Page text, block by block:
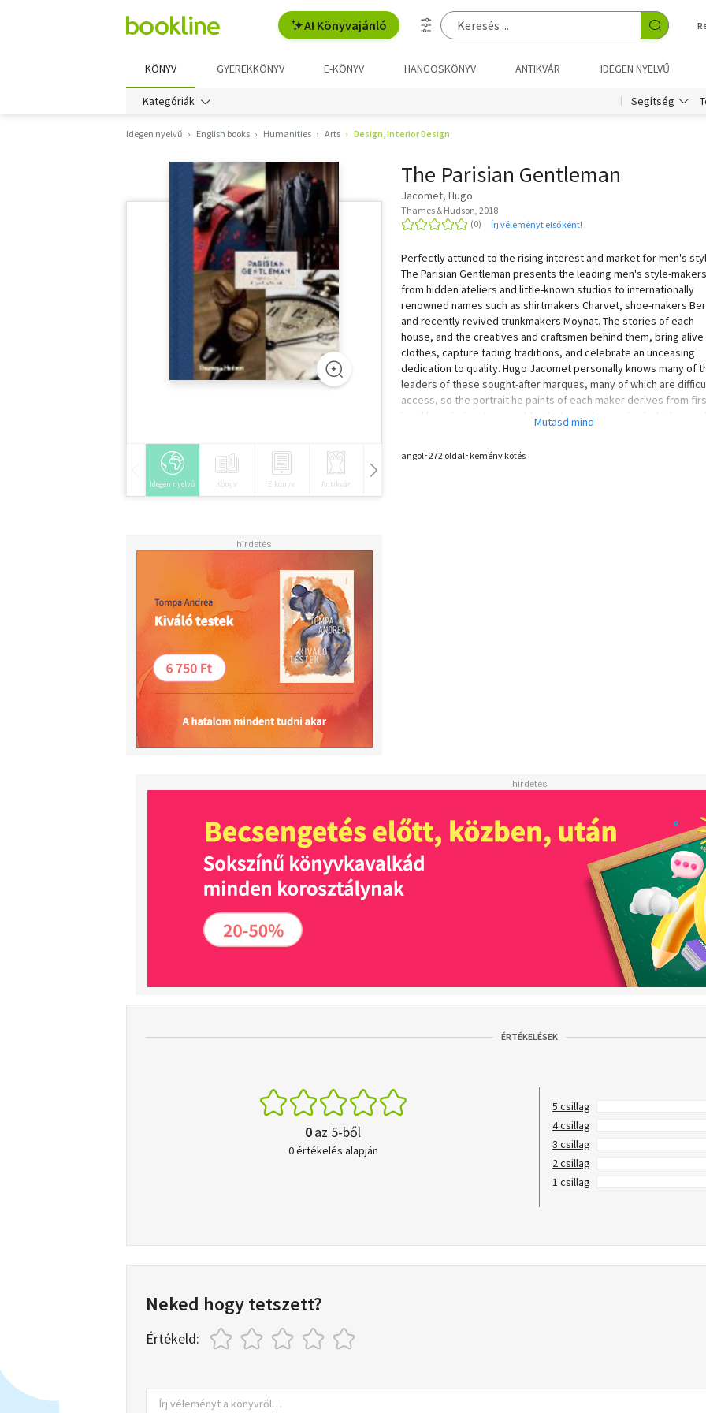
AI Könyvajánló
KÖNYV GYEREKKÖNYV E-KÖNYV HANGOSKÖNYV ANTIKVÁR IDEGEN NYELVŰ
Kategóriák Segítség
Idegen nyelvű English books Humanities Arts Design, Interior Design
Idegen nyelvű Könyv E-könyv Antikvár
The Parisian Gentleman
Jacomet, Hugo
Thames & Hudson, 2018
Írj véleményt elsőként!
Perfectly attuned to the rising interest and market for men's
The Parisian Gentleman presents the leading men's style-
from hidden ateliers and little-known studios to internationally
renowned names such as shirtmakers Charvet, shoe-makers
and recently revived trunkmakers Moynat. The stories of each
house, and the creatives and craftsmen behind them, bring alive
clothes, capture fading traditions, and celebrate an unceasing
dedication to quality. Hugo Jacomet personally knows many of
leaders of these sought-after marques, many of which are
access, so the portrait he paints of each maker derives from
hand knowledge. Impeccable photography, much of which was
wardrobe and collection.
angol･272 oldal･kemény kötés
ÉRTÉKELÉSEK
0az 5-ből
0 értékelés alapján
5 csillag
4 csillag
3 csillag
2 csillag
1 csillag
Neked hogy tetszett?
Értékeld: